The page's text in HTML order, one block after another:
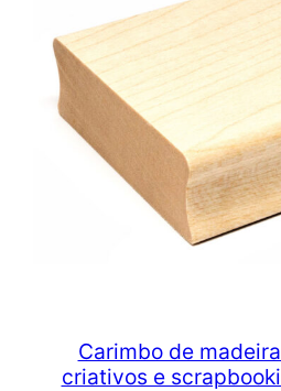
Carimbo de
criativos e